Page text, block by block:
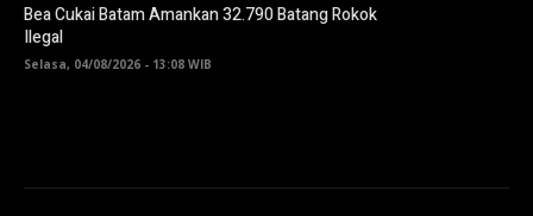
Bea Cukai Batam Amankan 32.790 Batang Rokok
Ilegal
Selasa, 04/08/2026 - 13:08 WIB